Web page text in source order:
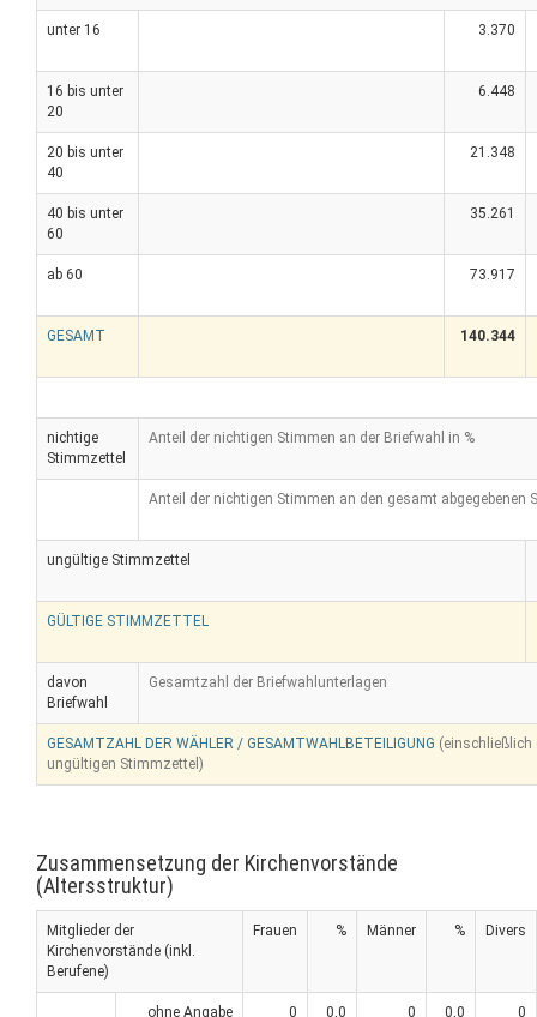
unter 16 3.370
16 bis unter
20
6.448
20 bis unter
40
21.348
40 bis unter
60
35.261
ab 60 73.917
GESAMT 140.344
nichtige
Stimmzettel
Anteil der nichtigen Stimmen an der Briefwahl in %
Anteil der nichtigen Stimmen an den gesamt abgegebenen
ungültige Stimmzettel
GÜLTIGE STIMMZETTEL
davon
Briefwahl
Gesamtzahl der Briefwahlunterlagen
GESAMTZAHL DER WÄHLER / GESAMTWAHLBETEILIGUNG (einschließlich
ungültigen Stimmzettel)
Zusammensetzung der Kirchenvorstände
(Altersstruktur)
Mitglieder der
Kirchenvorstände (inkl.
Berufene)
Frauen % Männer % Divers
ohne Angabe 0 0,0 0 0,0 0